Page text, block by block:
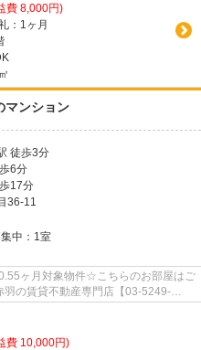
費 8,000円)
：1ヶ月
マンション
徒歩3分
6分
17分
36-11
中： 1室
ヶ月対象物件☆こちらのお部屋はご
の賃貸不動産専門店【03-5249-
費 10,000円)